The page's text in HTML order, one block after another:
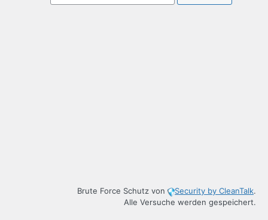
Brute Force Schutz von Security by CleanTalk.
Alle Versuche werden gespeichert.